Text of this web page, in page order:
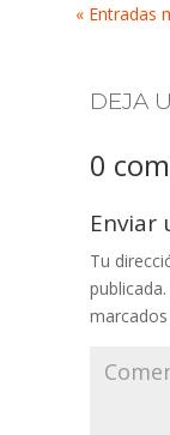
« Entradas
DEJA
0
Enviar
Tu
publicada.